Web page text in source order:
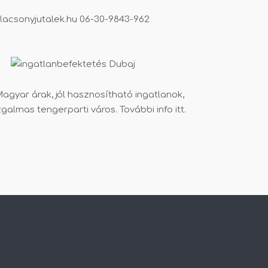
06-30-9843-962
árak, jól hasznosítható ingatlanok,
tengerparti város. További info itt.